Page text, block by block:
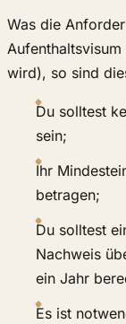
Was die
wird), so sind
Du solltest
sein;
Ihr
betragen;
Du solltest
Nachweis
ein Jahr
Es ist